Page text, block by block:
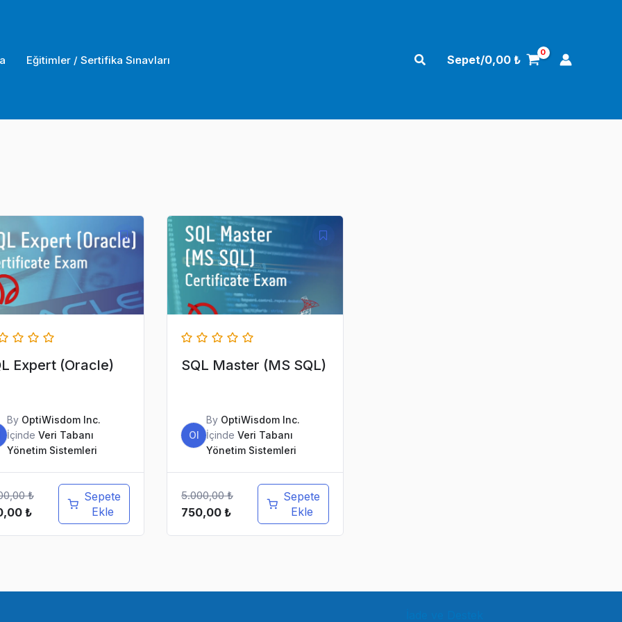
Eğitimler / Sertifika Sınavları AramaSepet/0,00 ₺
Expert (Oracle)
By OptiWisdom Inc.
İçinde Veri Tabanı
Yönetim Sistemleri
₺
₺Şu
Sepete
Ekle
SQL Master (MS SQL)
OI
By OptiWisdom Inc.
İçinde Veri Tabanı
Yönetim Sistemleri
5.000,00₺
Orijinal
750,00 ₺Şu
Sepete
Ekle